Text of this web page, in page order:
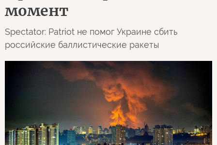
момент
Spectator: Patriot не помог Украине сбить
российские баллистические ракеты